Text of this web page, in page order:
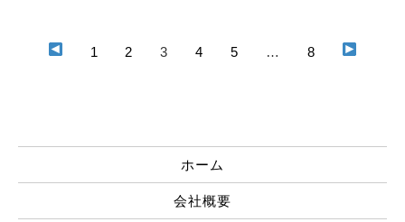
1 2 3 4 5 … 8
ホーム
会社概要